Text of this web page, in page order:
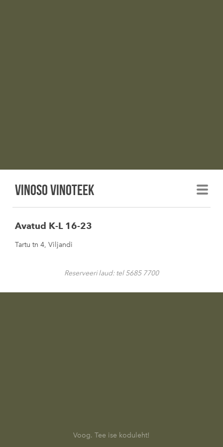
Vinoso vinoteek
Avatud K-L 16-23
Tartu tn 4, Viljandi
Reserveeri laud: tel 5685 7700
Voog. Tee ise koduleht!